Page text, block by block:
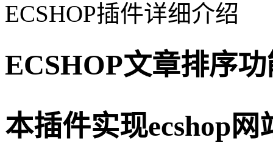
ECSHOP插件详细介绍
ECSHOP文章排序
本插件实现ecshop